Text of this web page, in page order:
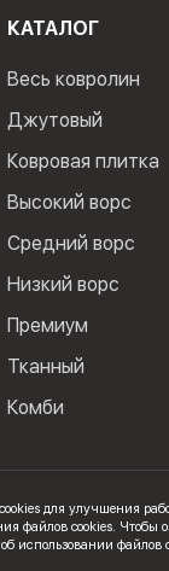
КАТАЛОГ
Весь ковролин
Джутовый
Ковровая плитка
Высокий ворс
Средний ворс
Низкий ворс
Премиум
Тканный
Комби
100502600325
для улучшения
файлов cookies.
использовании файлов